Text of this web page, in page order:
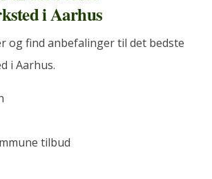
i Aarhus
og find anbefalinger til det bedste
i Aarhus.
tilbud